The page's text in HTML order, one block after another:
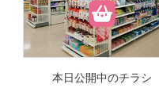
本日公開中のチラシ